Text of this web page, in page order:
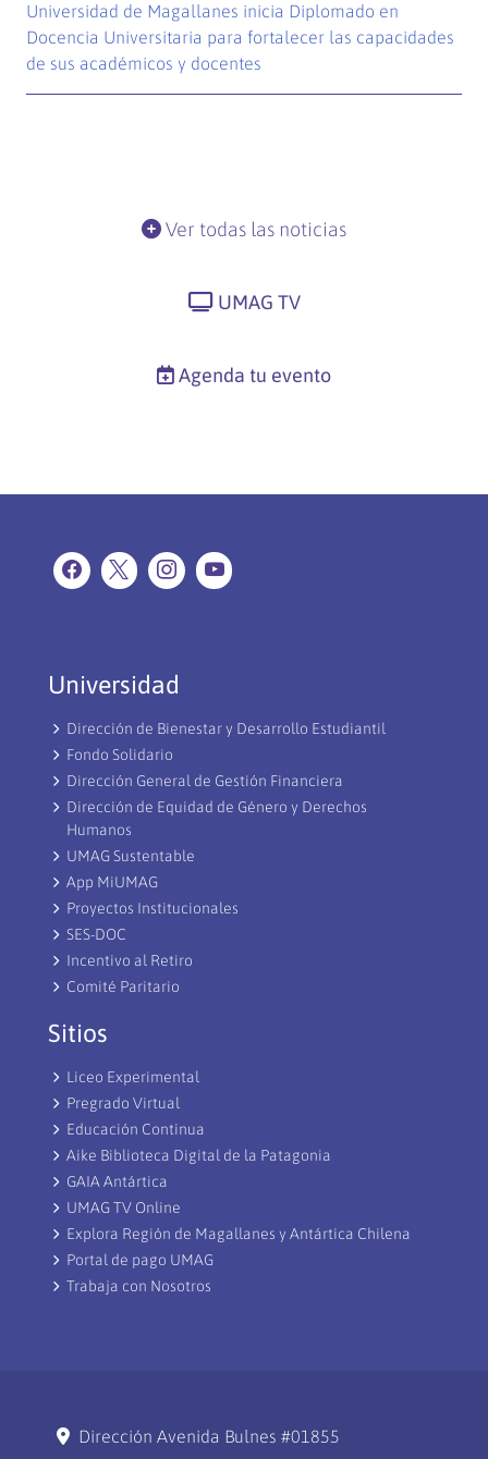
Universidad de Magallanes inicia Diplomado en
Docencia Universitaria para fortalecer las capacidades
de sus académicos y docentes
Ver todas las noticias
UMAG TV
Agenda tu evento
Universidad
Dirección de Bienestar y Desarrollo Estudiantil
Fondo Solidario
Dirección General de Gestión Financiera
Dirección de Equidad de Género y Derechos
Humanos
UMAG Sustentable
App MiUMAG
Proyectos Institucionales
SES-DOC
Incentivo al Retiro
Comité Paritario
Sitios
Liceo Experimental
Pregrado Virtual
Educación Continua
Aike Biblioteca Digital de la Patagonia
GAIA Antártica
UMAG TV Online
Explora Región de Magallanes y Antártica Chilena
Portal de pago UMAG
Trabaja con Nosotros
Dirección Avenida Bulnes #01855